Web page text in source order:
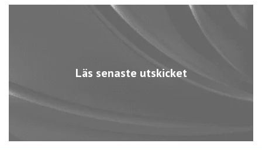
Läs senaste utskicket